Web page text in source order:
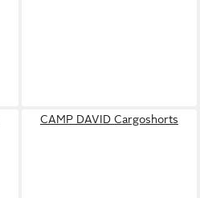
CAMP DAVID Cargoshorts